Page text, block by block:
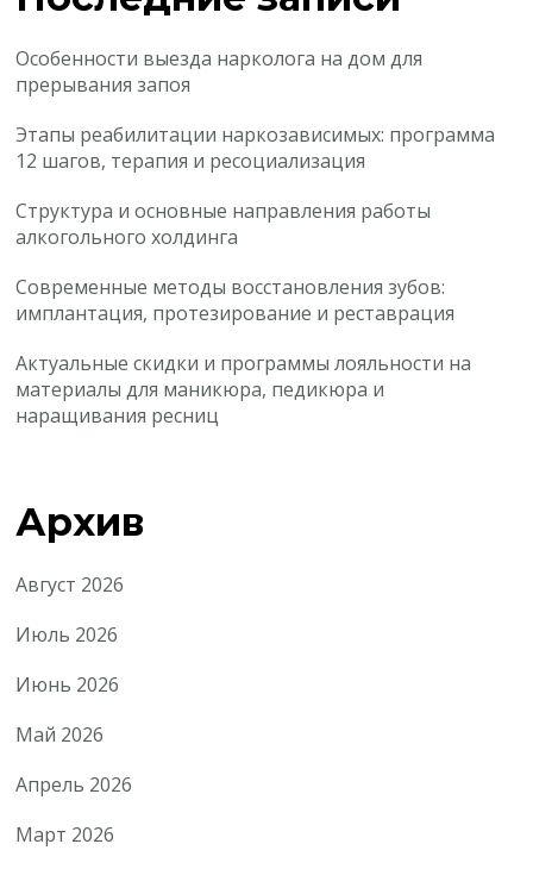
Особенности выезда нарколога на дом для
прерывания запоя
Этапы реабилитации наркозависимых: программа
12 шагов, терапия и ресоциализация
Структура и основные направления работы
алкогольного холдинга
Современные методы восстановления зубов:
имплантация, протезирование и реставрация
Актуальные скидки и программы лояльности на
материалы для маникюра, педикюра и
наращивания ресниц
Архив
Август 2026
Июль 2026
Июнь 2026
Май 2026
Апрель 2026
Март 2026